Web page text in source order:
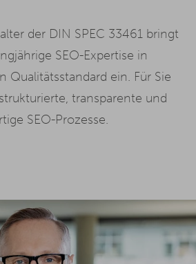
der DIN SPEC 33461 bringt
SEO-Expertise in
Qualitätsstandard ein. Für Sie
transparente und
SEO-Prozesse.